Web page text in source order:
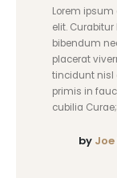
Lorem
elit.
bibendum
placerat
tincidunt nisl
primis in
cubilia
by Joe